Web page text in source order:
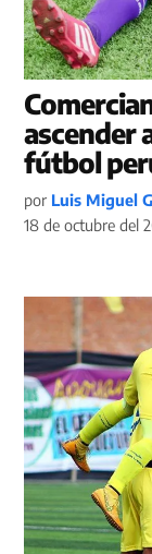
ascender
fútbol
por Luis Miguel
18 de octubre del